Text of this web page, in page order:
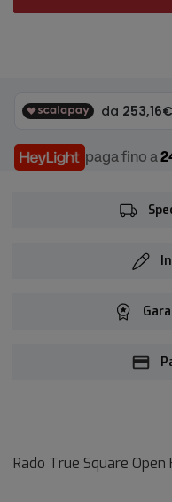
paga fino a
Rado True Square Open